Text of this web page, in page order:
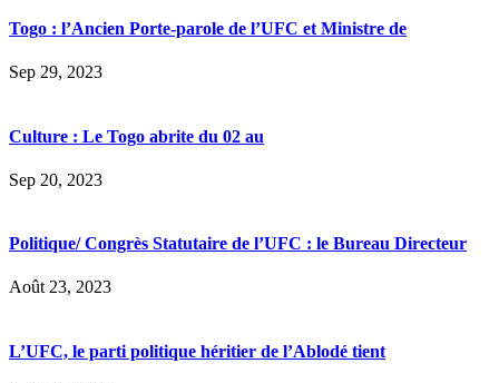
Togo : l’Ancien Porte-parole de l’UFC et Ministre de
Sep 29, 2023
Culture : Le Togo abrite du 02 au
Sep 20, 2023
Politique/ Congrès Statutaire de l’UFC : le Bureau Directeur
Août 23, 2023
L’UFC, le parti politique héritier de l’Ablodé tient